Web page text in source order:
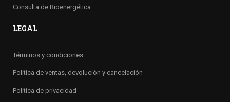
Consulta de Bioenergética
LEGAL
Términos y condiciones
Política de ventas, devolución y cancelación
Política de privacidad